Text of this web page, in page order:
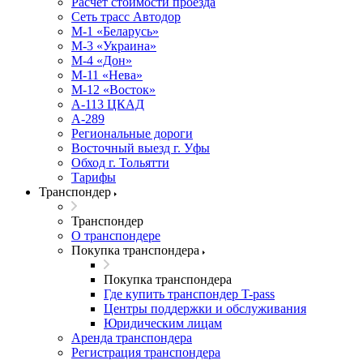
Сеть трасс Автодор
М-1 «Беларусь»
М-3 «Украина»
М-4 «Дон»
М-11 «Нева»
М-12 «Восток»
А-113 ЦКАД
А-289
Региональные дороги
Восточный выезд г. Уфы
Обход г. Тольятти
Тарифы
Транспондер
Транспондер
О транспондере
Покупка транспондера
Покупка транспондера
Где купить транспондер T-pass
Центры поддержки и обслуживания
Юридическим лицам
Аренда транспондера
Регистрация транспондера